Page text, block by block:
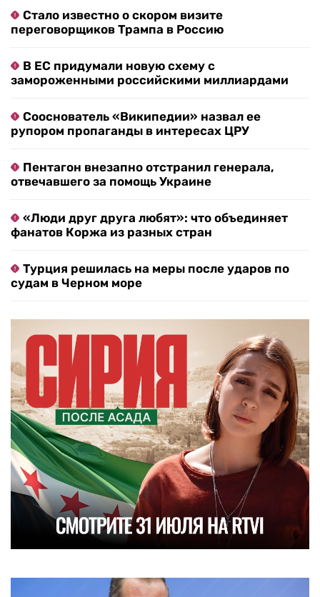
Стало известно о скором визите
переговорщиков Трампа в Россию
В ЕС придумали новую схему с
замороженными российскими миллиардами
Сооснователь «Википедии» назвал ее
рупором пропаганды в интересах ЦРУ
Пентагон внезапно отстранил генерала,
отвечавшего за помощь Украине
«Люди друг друга любят»: что объединяет
фанатов Коржа из разных стран
Турция решилась на меры после ударов по
судам в Черном море